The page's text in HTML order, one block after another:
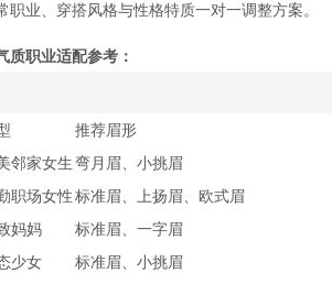
职业、穿搭风格与性格特质一对一调整方案。
质职业适配参考：
推荐眉形
邻家女生弯月眉、小挑眉
职场女性标准眉、上扬眉、欧式眉
妈妈
标准眉、一字眉
少女
标准眉、小挑眉